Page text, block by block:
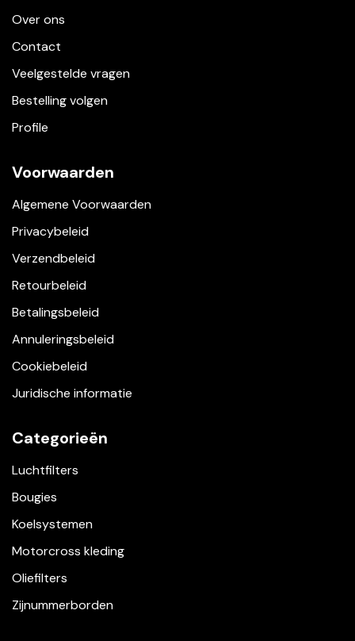
Over ons
Contact
Veelgestelde vragen
Bestelling volgen
Profile
Voorwaarden
Algemene Voorwaarden
Privacybeleid
Verzendbeleid
Retourbeleid
Betalingsbeleid
Annuleringsbeleid
Cookiebeleid
Juridische informatie
Categorieën
Luchtfilters
Bougies
Koelsystemen
Motorcross kleding
Oliefilters
Zijnummerborden